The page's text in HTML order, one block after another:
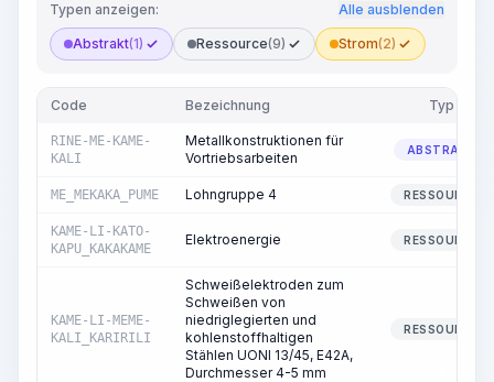
Typen anzeigen: Alle ausblenden
Abstrakt(1) Ressource(9) Strom(2)
Code Bezeichnung Typ
RINE-ME-KAME-
KALI
Metallkonstruktionen für
Vortriebsarbeiten
ABSTRAKT
ME_MEKAKA_PUME Lohngruppe 4 RESSOURCE
KAME-LI-KATO-
KAPU_KAKAKAME
Elektroenergie RESSOURCE
KAME-LI-MEME-
KALI_KARIRILI
Schweißelektroden zum
Schweißen von
niedriglegierten und
kohlenstoffhaltigen
Stählen UONI 13/45, E42A,
Durchmesser 4-5 mm
RESSOURCE